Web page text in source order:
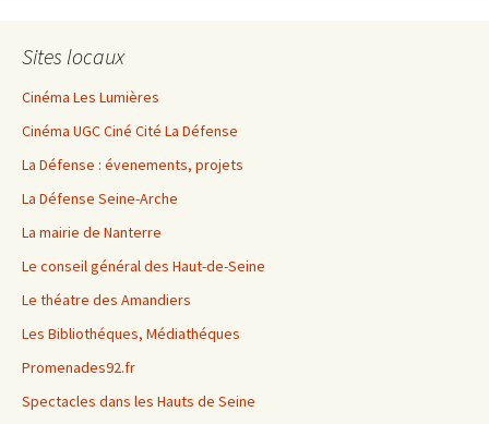
Sites locaux
Cinéma Les Lumières
Cinéma UGC Ciné Cité La Défense
La Défense : évenements, projets
La Défense Seine-Arche
La mairie de Nanterre
Le conseil général des Haut-de-Seine
Le théatre des Amandiers
Les Bibliothéques, Médiathéques
Promenades92.fr
Spectacles dans les Hauts de Seine